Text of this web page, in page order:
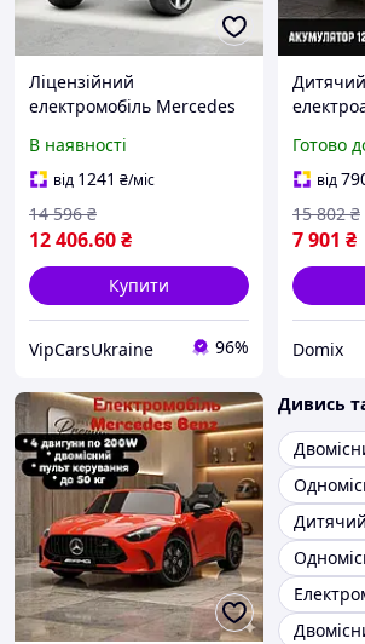
Ліцензійний
електромобіль Mercedes
ременями безпеки,
амортизаторами, зі
швидкістю до 8 км, до 45
кг
В наявності
від 1241 ₴/міс
12 406.60₴
14 596 ₴
Купити
VipCarsUkraine 96%
Дитячий
звуками
Готово
від
7 901 ₴
15 802 ₴
Domix
Дивись